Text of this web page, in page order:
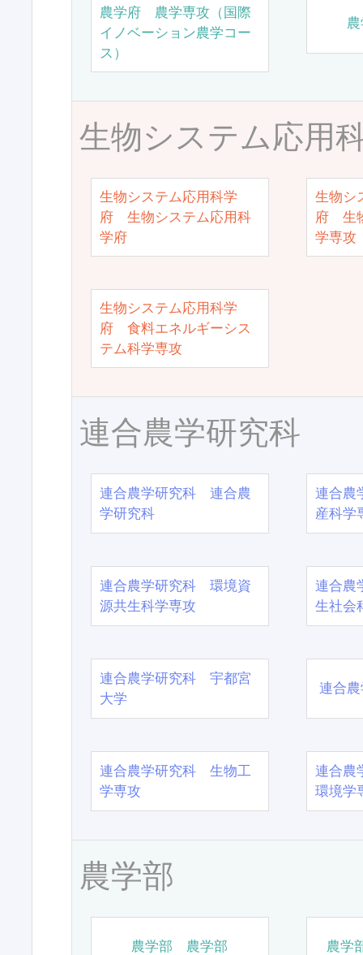
農学府 農学専攻（国際
イノベーション農学コー
ス）
生物システム応用
生物システム応用科学
府 生物システム応用科
学府
生物シ
府 生
学専攻
生物システム応用科学
府 食料エネルギーシス
テム科学専攻
連合農学研究科
連合農学研究科 連合農
学研究科
連合農
産科学
連合農学研究科 環境資
源共生科学専攻
連合農
生社会
連合農学研究科 宇都宮
大学
連合
連合農学研究科 生物工
学専攻
連合農
環境学
農学部
農学部 農学部 農学